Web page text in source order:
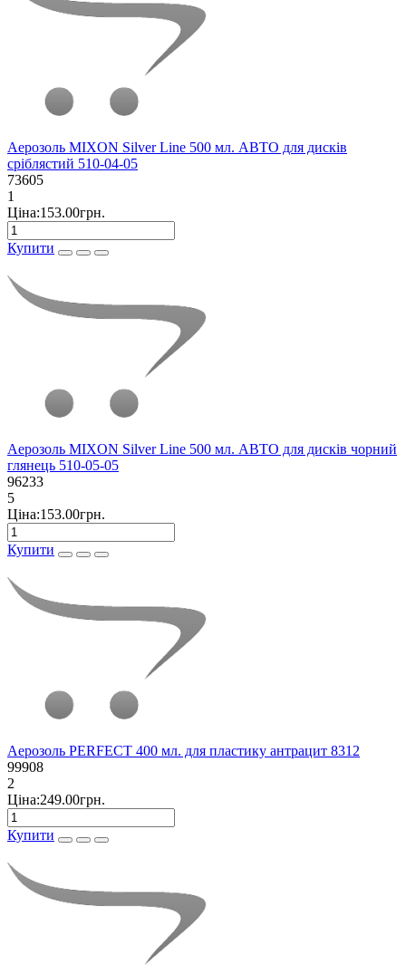
Аерозоль MIXON Silver Line 500 мл. АВТО для дисків
сріблястий 510-04-05
73605
1
Ціна:153.00грн.
Купити
Аерозоль MIXON Silver Line 500 мл. АВТО для дисків чорний
глянець 510-05-05
96233
5
Ціна:153.00грн.
Купити
Аерозоль PERFECT 400 мл. для пластику антрацит 8312
99908
2
Ціна:249.00грн.
Купити